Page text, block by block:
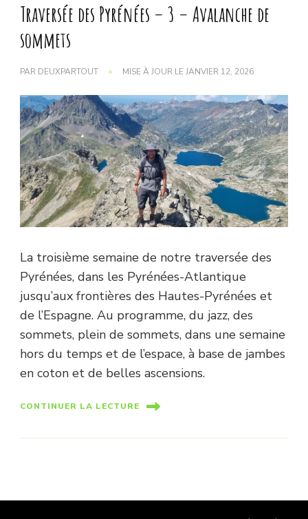
Traversée des Pyrénées – 3 – Avalanche de
sommets
PAR DEUXPARTOUT MISE À JOUR LEJANVIER 12, 2026
La troisième semaine de notre traversée des
Pyrénées, dans les Pyrénées-Atlantique
jusqu’aux frontières des Hautes-Pyrénées et
de l’Espagne. Au programme, du jazz, des
sommets, plein de sommets, dans une semaine
hors du temps et de l’espace, à base de jambes
en coton et de belles ascensions.
CONTINUER LA LECTURE